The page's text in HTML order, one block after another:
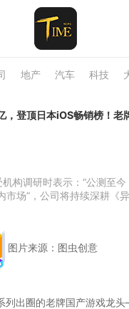
地产 汽车 科技
，登顶日本iOS畅销榜！老
构调研时表示：“公测至
市场”，公司将持续深耕《
图片来源：图虫创意
列出圈的老牌国产游戏龙